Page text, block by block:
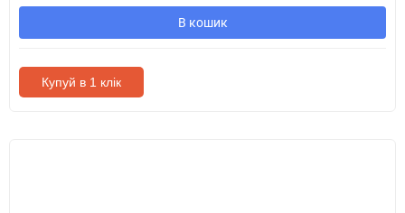
В кошик
Купуй в 1 клік